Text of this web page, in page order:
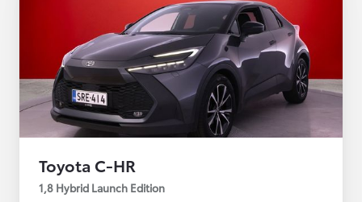
Toyota C-HR
1,8 Hybrid Launch Edition